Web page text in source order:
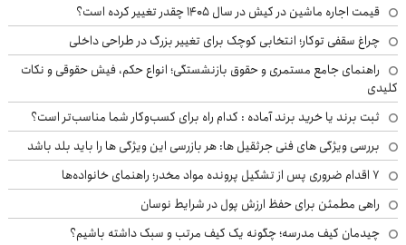
قیمت اجاره ماشین در کیش در سال ۱۴۰۵ چقدر تغییر کرده است؟
چراغ سقفی توکار؛ انتخابی کوچک برای تغییر بزرگ در طراحی داخلی
راهنمای جامع مستمری و حقوق بازنشستگی؛ انواع حکم، فیش حقوقی و نکات
کلیدی
ثبت برند یا خرید برند آماده : کدام راه برای کسب‌وکار شما مناسب‌تر است؟
بررسی ویژگی های فنی جرثقیل ها: هر بازرسی این ویژگی ها را باید بلد باشد
۷ اقدام ضروری پس از تشکیل پرونده مواد مخدر؛ راهنمای خانواده‌ها
راهی مطمئن برای حفظ ارزش پول در شرایط نوسان
چیدمان کیف مدرسه؛ چگونه یک کیف مرتب و سبک داشته باشیم؟